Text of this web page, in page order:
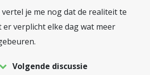
vertel je me nog dat de realiteit te
er verplicht elke dag wat meer
Volgende discussie